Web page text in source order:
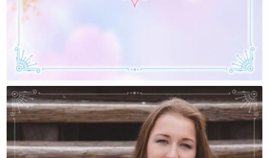
Интервью Сатьи (Сергея Яковлева) Для Алексея
Валяева